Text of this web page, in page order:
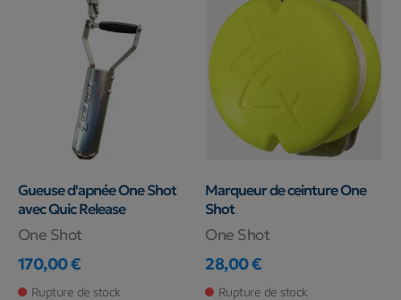
Gueuse d'apnée One Shot
avec Quic Release
One Shot
Prix
170,00 €
Rupture de stock
Marqueur de ceinture One
Shot
One Shot
Prix
28,00 €
Rupture de stock